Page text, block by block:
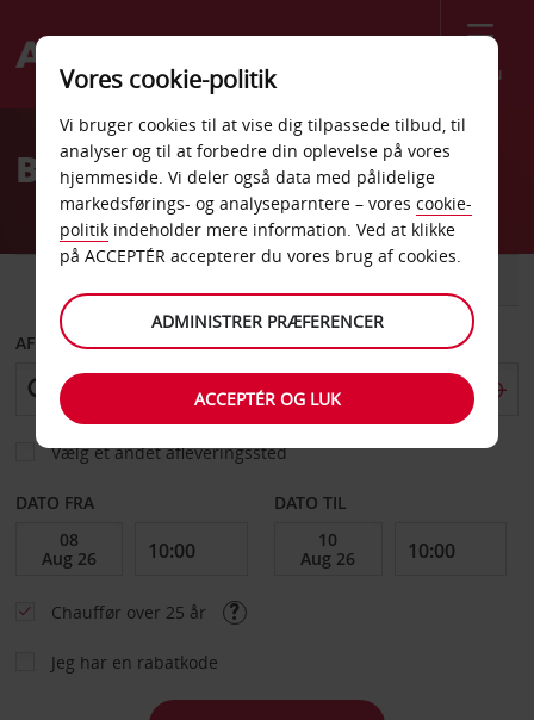
Menu
Welcome
AvisBilleje Nässjö Centrum
AFHENT FRA
Vælg et andet afleveringssted
DATO FRA DATO TIL
Chauffør over 25 år
Jeg har en rabatkode
Vores cookie-politik
Vi bruger cookies til at vise dig tilpassede tilbud, til
analyser og til at forbedre din oplevelse på vores
hjemmeside. Vi deler også data med pålidelige
markedsførings- og analyseparntere – vores cookie-
politik indeholder mere information. Ved at klikke
på ACCEPTÉR accepterer du vores brug af cookies.
ADMINISTRER PRÆFERENCER
ACCEPTÉR OG LUK